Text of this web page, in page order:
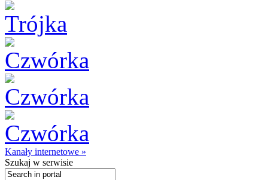
Kanały internetowe »
Szukaj w serwisie